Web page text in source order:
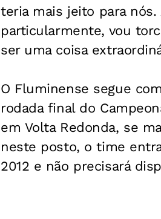
teria mais jeito para nós.
particularmente, vou
ser uma coisa
O Fluminense segue
rodada final do
em Volta Redonda, se
neste posto, o time
2012 e não precisará